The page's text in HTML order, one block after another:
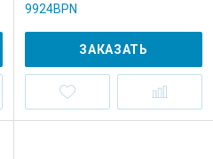
9924BPN
ЗАКАЗАТЬ